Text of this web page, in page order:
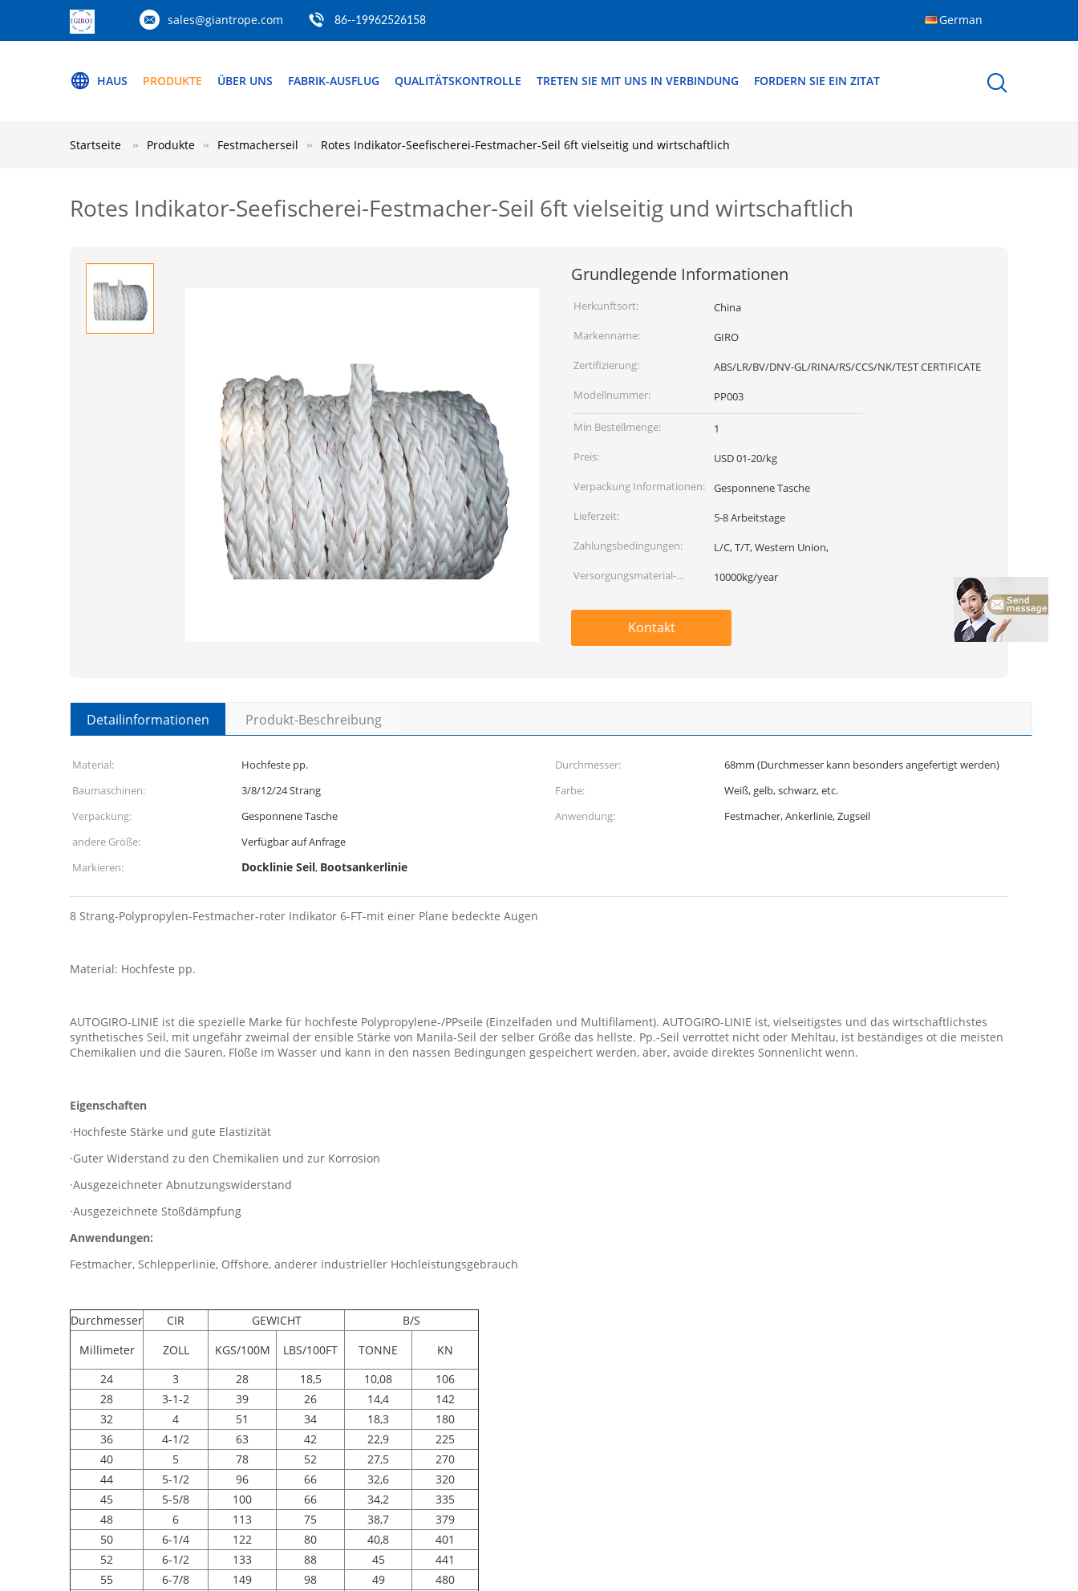
sales@giantrope.com 86--19962526158 German
HAUS PRODUKTE ÜBER UNS FABRIK-AUSFLUG QUALITÄTSKONTROLLE TRETEN SIE MIT UNS IN VERBINDUNG FORDERN SIE EIN ZITAT
Startseite Produkte Festmacherseil Rotes Indikator-Seefischerei-Festmacher-Seil 6ft vielseitig und wirtschaftlich
Rotes Indikator-Seefischerei-Festmacher-Seil 6ft vielseitig und wirtschaftlich
Grundlegende Informationen
Herkunftsort:
China
Markenname:
GIRO
Zertifizierung:
ABS/LR/BV/DNV-GL/RINA/RS/CCS/NK/TEST CERTIFICATE
Modellnummer:
PP003
Min Bestellmenge:
1
Preis:
USD 01-20/kg
Verpackung Informationen:
Gesponnene Tasche
Lieferzeit:
5-8 Arbeitstage
Zahlungsbedingungen:
L/C, T/T, Western Union,
Versorgungsmaterial-
10000kg/year
Kontakt
Detailinformationen Produkt-Beschreibung
Material: Hochfeste pp. Durchmesser:
68mm (Durchmesser kann besonders angefertigt werden)
Baumaschinen:
3/8/12/24 Strang Farbe:
Weiß, gelb, schwarz, etc.
Verpackung:
Gesponnene Tasche Anwendung:
Festmacher, Ankerlinie, Zugseil
andere Größe:
Verfügbar auf Anfrage
Markieren:
Docklinie Seil, Bootsankerlinie
8 Strang-Polypropylen-Festmacher-roter Indikator 6-FT-mit einer Plane bedeckte Augen
Material: Hochfeste pp.
AUTOGIRO-LINIE ist die spezielle Marke für hochfeste Polypropylene-/PPseile (Einzelfaden und Multifilament). AUTOGIRO-LINIE ist, vielseitigstes und das wirtschaftlichstes
synthetisches Seil, mit ungefähr zweimal der ensible Stärke von Manila-Seil der selber Größe das hellste. Pp.-Seil verrottet nicht oder Mehltau, ist beständiges ot die meisten
Chemikalien und die Säuren, Flöße im Wasser und kann in den nassen Bedingungen gespeichert werden, aber, avoide direktes Sonnenlicht wenn.
Eigenschaften
·Hochfeste Stärke und gute Elastizität
·Guter Widerstand zu den Chemikalien und zur Korrosion
·Ausgezeichneter Abnutzungswiderstand
·Ausgezeichnete Stoßdämpfung
Anwendungen:
Festmacher, Schlepperlinie, Offshore, anderer industrieller Hochleistungsgebrauch
Durchmesser CIR GEWICHT
B/S
Millimeter
ZOLL KGS/100M LBS/100FT TONNE
KN
24
3 28 18,5 10,08
106
28
3-1-2 39 26 14,4
142
32
4 51 34 18,3
180
36
4-1/2 63 42 22,9
225
40
5 78 52 27,5
270
44
5-1/2 96 66 32,6
320
45
5-5/8 100 66 34,2
335
48
6 113 75 38,7
379
50
6-1/4 122 80 40,8
401
52
6-1/2 133 88 45
441
55
6-7/8 149 98 49
480